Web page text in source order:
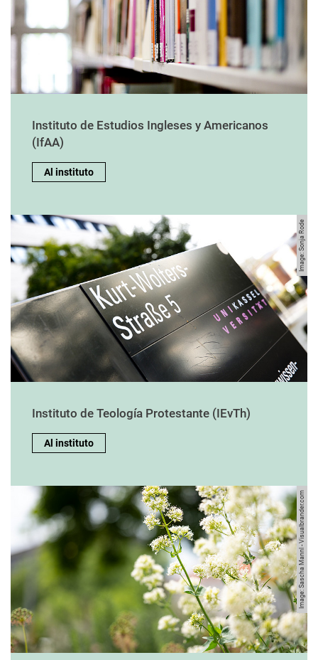
Inglés/Estudios americanos
Área de enseñanza e investigación DaFZ
Teología protestante
Germanística
Teología católica
Estudios románticos
Instituto de Estudios Ingleses y Americanos
(IfAA)
Al instituto
Image: Sonja Rode
Instituto de Teología Protestante (IEvTh)
Al instituto
Image: Sascha Mannl - Visualbrander.com